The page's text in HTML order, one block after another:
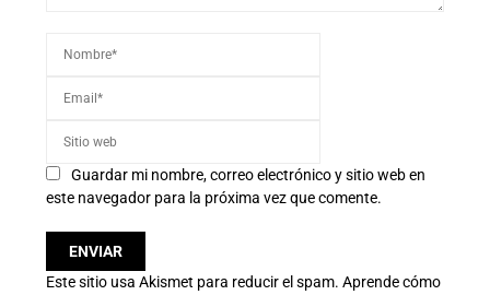
Guardar mi nombre, correo electrónico y sitio web en
este navegador para la próxima vez que comente.
Este sitio usa Akismet para reducir el spam. Aprende cómo